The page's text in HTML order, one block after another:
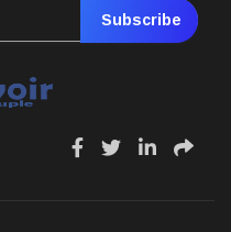
Subscribe
fa
fa
fa
fa